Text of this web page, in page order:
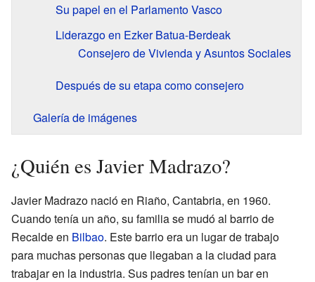
Su papel en el Parlamento Vasco
Liderazgo en Ezker Batua-Berdeak
Consejero de Vivienda y Asuntos Sociales
Después de su etapa como consejero
Galería de imágenes
¿Quién es Javier Madrazo?
Javier Madrazo nació en Riaño, Cantabria, en 1960.
Cuando tenía un año, su familia se mudó al barrio de
Recalde en Bilbao. Este barrio era un lugar de trabajo
para muchas personas que llegaban a la ciudad para
trabajar en la industria. Sus padres tenían un bar en